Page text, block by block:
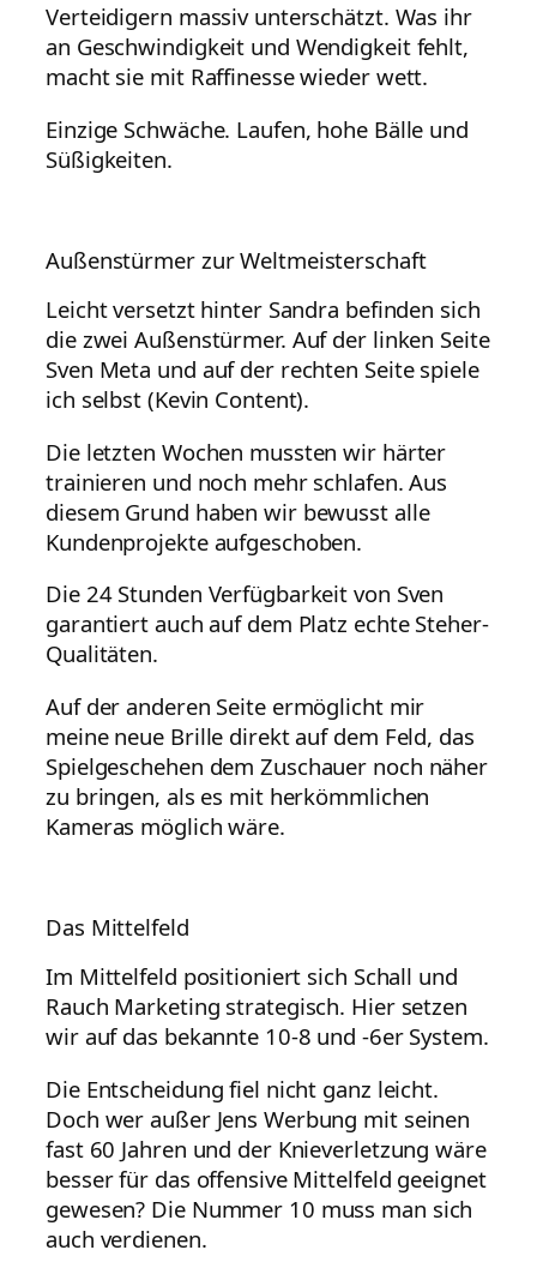
Verteidigern massiv unterschätzt. Was ihr
an Geschwindigkeit und Wendigkeit fehlt,
macht sie mit Raffinesse wieder wett.
Einzige Schwäche. Laufen, hohe Bälle und
Süßigkeiten.
Außenstürmer zur Weltmeisterschaft
Leicht versetzt hinter Sandra befinden sich
die zwei Außenstürmer. Auf der linken Seite
Sven Meta und auf der rechten Seite spiele
ich selbst (Kevin Content).
Die letzten Wochen mussten wir härter
trainieren und noch mehr schlafen. Aus
diesem Grund haben wir bewusst alle
Kundenprojekte aufgeschoben.
Die 24 Stunden Verfügbarkeit von Sven
garantiert auch auf dem Platz echte Steher-
Qualitäten.
Auf der anderen Seite ermöglicht mir
meine neue Brille direkt auf dem Feld, das
Spielgeschehen dem Zuschauer noch näher
zu bringen, als es mit herkömmlichen
Kameras möglich wäre.
Das Mittelfeld
Im Mittelfeld positioniert sich Schall und
Rauch Marketing strategisch. Hier setzen
wir auf das bekannte 10-8 und -6er System.
Die Entscheidung fiel nicht ganz leicht.
Doch wer außer Jens Werbung mit seinen
fast 60 Jahren und der Knieverletzung wäre
besser für das offensive Mittelfeld geeignet
gewesen? Die Nummer 10 muss man sich
auch verdienen.